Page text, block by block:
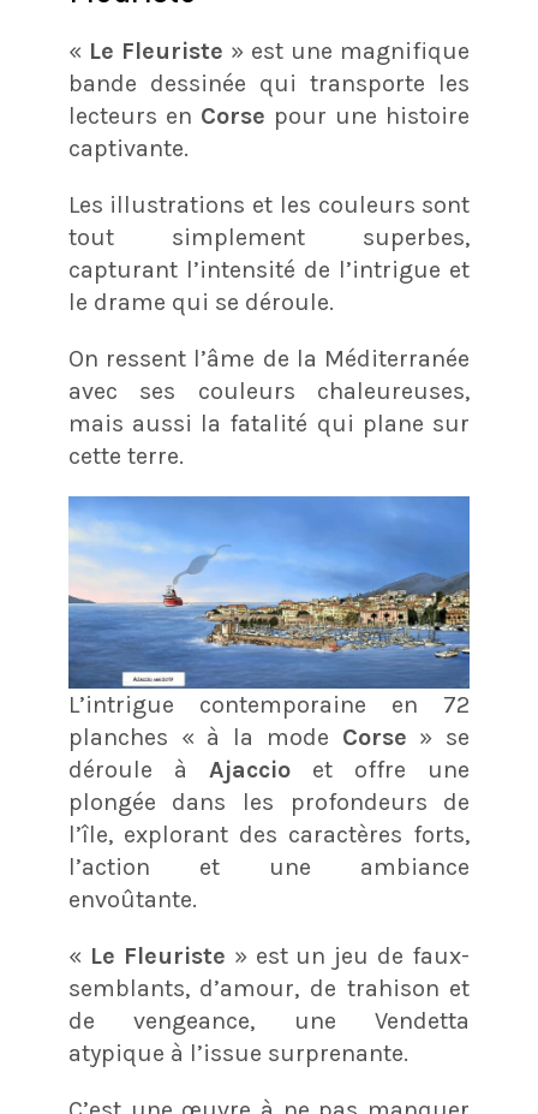
« Le Fleuriste » est une magnifique
bande dessinée qui transporte les
lecteurs en Corse pour une histoire
captivante.
Les illustrations et les couleurs sont
tout simplement superbes,
capturant l’intensité de l’intrigue et
le drame qui se déroule.
On ressent l’âme de la Méditerranée
avec ses couleurs chaleureuses,
mais aussi la fatalité qui plane sur
cette terre.
L’intrigue contemporaine en 72
planches « à la mode Corse » se
déroule à Ajaccioet offre une
plongée dans les profondeurs de
l’île, explorant des caractères forts,
l’action et une ambiance
envoûtante.
« Le Fleuriste » est un jeu de faux-
semblants, d’amour, de trahison et
de vengeance, une Vendetta
atypique à l’issue surprenante.